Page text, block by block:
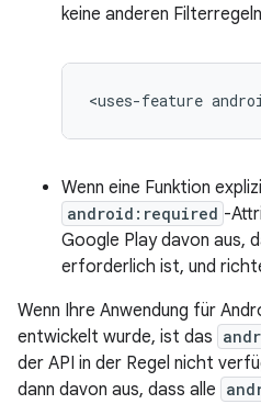
keine anderen
<uses-feature
Wenn eine Funktion
android:required -
Google Play davon aus,
erforderlich ist, und
Wenn Ihre Anwendung für
entwickelt wurde, ist das
der API in der Regel nicht
dann davon aus, dass alle